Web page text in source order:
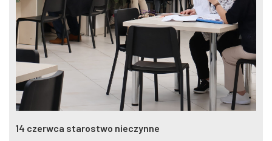
14 czerwca starostwo nieczynne